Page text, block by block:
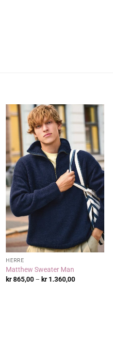
HERRE
Matthew Sweater Man
kr865,00 – kr 1.360,00Prisområde: